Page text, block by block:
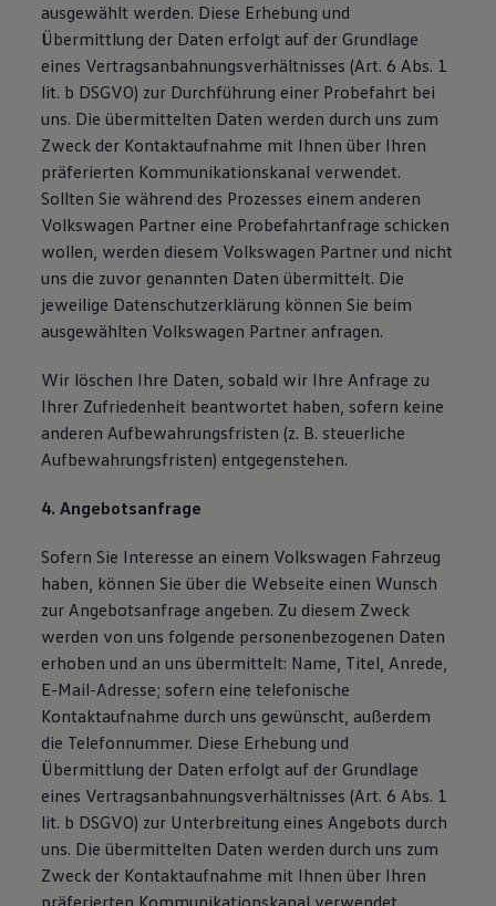
ausgewählt werden. Diese Erhebung und
Übermittlung der Daten erfolgt auf der Grundlage
eines Vertragsanbahnungsverhältnisses (Art. 6 Abs. 1
lit. b DSGVO) zur Durchführung einer Probefahrt bei
uns. Die übermittelten Daten werden durch uns zum
Zweck der Kontaktaufnahme mit Ihnen über Ihren
präferierten Kommunikationskanal verwendet.
Sollten Sie während des Prozesses einem anderen
Volkswagen Partner eine Probefahrtanfrage schicken
wollen, werden diesem Volkswagen Partner und nicht
uns die zuvor genannten Daten übermittelt. Die
jeweilige Datenschutzerklärung können Sie beim
ausgewählten Volkswagen Partner anfragen.
Wir löschen Ihre Daten, sobald wir Ihre Anfrage zu
Ihrer Zufriedenheit beantwortet haben, sofern keine
anderen Aufbewahrungsfristen (z. B. steuerliche
Aufbewahrungsfristen) entgegenstehen.
4. Angebotsanfrage
Sofern Sie Interesse an einem Volkswagen Fahrzeug
haben, können Sie über die Webseite einen Wunsch
zur Angebotsanfrage angeben. Zu diesem Zweck
werden von uns folgende personenbezogenen Daten
erhoben und an uns übermittelt: Name, Titel, Anrede,
E-Mail-Adresse; sofern eine telefonische
Kontaktaufnahme durch uns gewünscht, außerdem
die Telefonnummer. Diese Erhebung und
Übermittlung der Daten erfolgt auf der Grundlage
eines Vertragsanbahnungsverhältnisses (Art. 6 Abs. 1
lit. b DSGVO) zur Unterbreitung eines Angebots durch
uns. Die übermittelten Daten werden durch uns zum
Zweck der Kontaktaufnahme mit Ihnen über Ihren
präferierten Kommunikationskanal verwendet.